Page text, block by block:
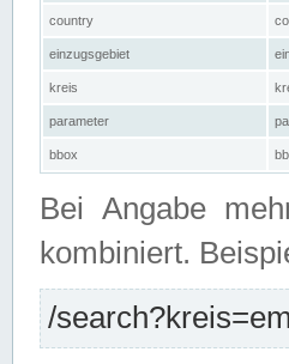
country
einzugsgebiet
kreis
parameter
bbox
Bei Angabe
kombiniert.
/